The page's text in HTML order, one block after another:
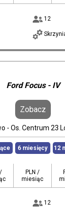
12
Ford Focus - IV
Zobacz
- Os. Centrum 23
6 miesięcy 12
PLN /
miesiąc
12